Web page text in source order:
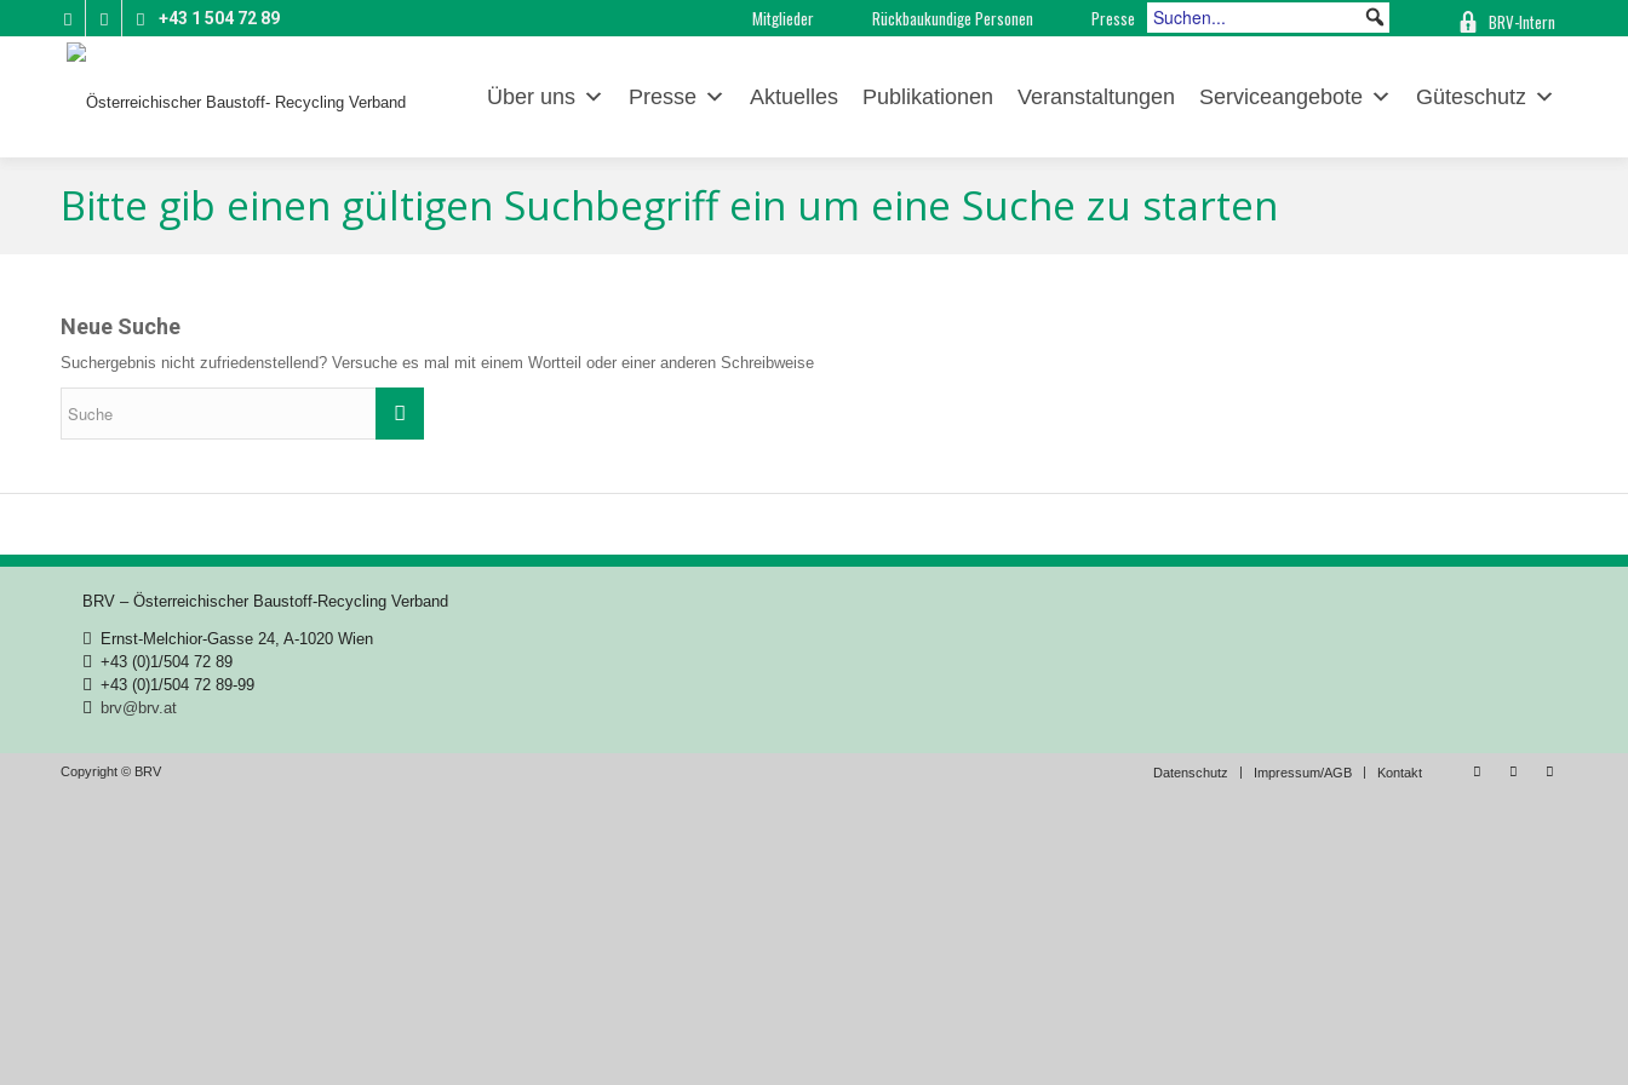
Mitglieder Rückbaukundige Personen Presse BRV-Intern
+43 1 504 72 89
Über uns Presse Aktuelles Publikationen Veranstaltungen Serviceangebote Güteschutz
Bitte gib einen gültigen Suchbegriff ein um eine Suche zu starten
Neue Suche
Suchergebnis nicht zufriedenstellend? Versuche es mal mit einem Wortteil oder einer anderen Schreibweise
BRV – Österreichischer Baustoff-Recycling Verband
Ernst-Melchior-Gasse 24, A-1020 Wien
+43 (0)1/504 72 89
+43 (0)1/504 72 89-99
brv@brv.at
Copyright © BRV Datenschutz Impressum/AGB Kontakt